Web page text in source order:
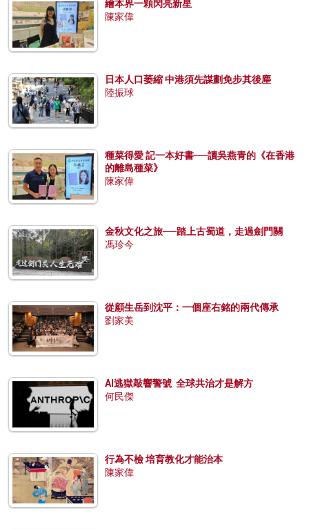
繪本界一顆閃亮新星
陳家偉
日本人口萎縮 中港須先謀劃免步其後塵
陸振球
種菜得愛 記一本好書──讀吳燕青的《在香港
的離島種菜》
陳家偉
金秋文化之旅──踏上古蜀道，走過劍門關
馮珍今
從顧生岳到沈平：一個座右銘的兩代傳承
劉家美
AI逃獄敲響警號 全球共治才是解方
何民傑
行為不檢 培育教化才能治本
陳家偉